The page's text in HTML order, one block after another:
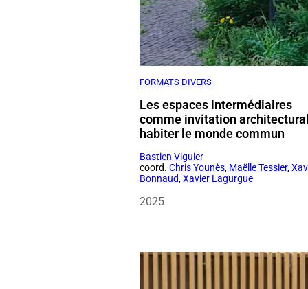
FORMATS DIVERS
Les espaces intermédiaires
comme invitation
habiter le monde commun
Bastien Viguier
coord.Chris Younès
Bonnaud, Xavier Lagurgue
2025